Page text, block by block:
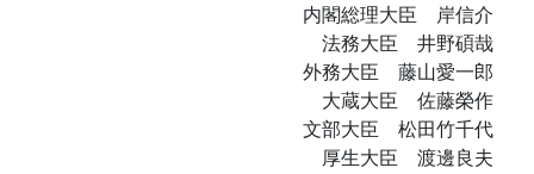
内閣総理大臣 岸信介
法務大臣 井野碩哉
外務大臣 藤山愛一郎
大蔵大臣 佐藤榮作
文部大臣 松田竹千代
厚生大臣 渡邊良夫